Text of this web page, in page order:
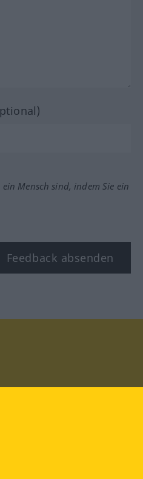
Mensch sind, indem Sie ein
Feedback absenden